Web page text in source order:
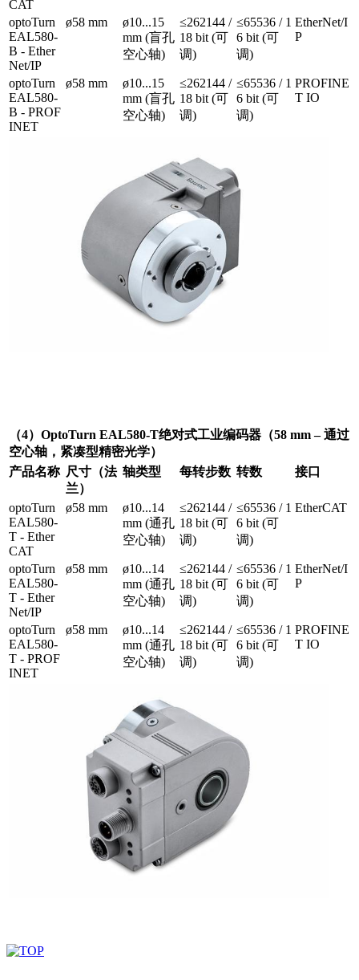
CAT
optoTurn
EAL580-
B - Ether
Net/IP
ø58 mm
ø10...15
mm (盲孔
空心轴)
≤262144 /
18 bit (可
调)
≤65536 / 1
6 bit (可
调)
EtherNet/I
P
optoTurn
EAL580-
B - PROF
INET
ø58 mm
ø10...15
mm (盲孔
空心轴)
≤262144 /
18 bit (可
调)
≤65536 / 1
6 bit (可
调)
PROFINE
T IO
（4）OptoTurn EAL580-T绝对式工业编码器（58 mm – 通过
空心轴，紧凑型精密光学）
产品名称 尺寸（法
兰）
轴类型 每转步数 转数 接口
optoTurn
EAL580-
T - Ether
CAT
ø58 mm
ø10...14
mm (通孔
空心轴)
≤262144 /
18 bit (可
调)
≤65536 / 1
6 bit (可
调)
EtherCAT
optoTurn
EAL580-
T - Ether
Net/IP
ø58 mm
ø10...14
mm (通孔
空心轴)
≤262144 /
18 bit (可
调)
≤65536 / 1
6 bit (可
调)
EtherNet/I
P
optoTurn
EAL580-
T - PROF
INET
ø58 mm
ø10...14
mm (通孔
空心轴)
≤262144 /
18 bit (可
调)
≤65536 / 1
6 bit (可
调)
PROFINE
T IO